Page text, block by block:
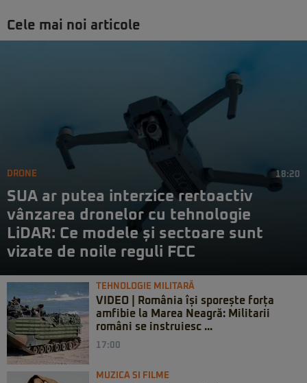
Cele mai noi articole
DRONE 18:20
SUA ar putea interzice rertoactiv
vânzarea dronelor cu tehnologie
LiDAR: Ce modele și sectoare sunt
vizate de noile reguli FCC
TEHNOLOGIE MILITARĂ
VIDEO | România își sporește forța
amfibie la Marea Neagră: Militarii
români se instruiesc ...
17:00
MUZICA SI FILME